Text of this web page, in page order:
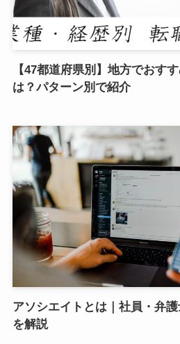
【47都道府県別】地方でおす
は？パターン別で紹介
アソシエイトとは｜社員・弁
を解説